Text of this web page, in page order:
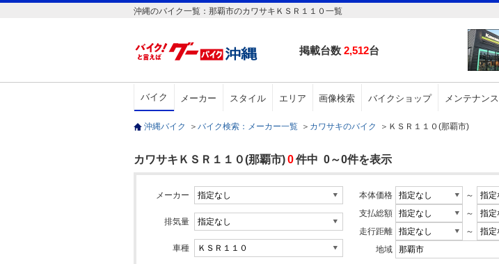
沖縄のバイク一覧：那覇市のカワサキＫＳＲ１１０一覧
掲載台数 2,512台
バイク メーカー スタイル エリア 画像検索 バイクショップ メンテナンス
沖縄バイク ＞ バイク検索：メーカー一覧 ＞ カワサキのバイク ＞ ＫＳＲ１１０(那覇市)
カワサキＫＳＲ１１０(那覇市)0件中 0～0件を表示
メーカー
排気量
車種
本体価格
～
支払総額
～
走行距離
～
地域